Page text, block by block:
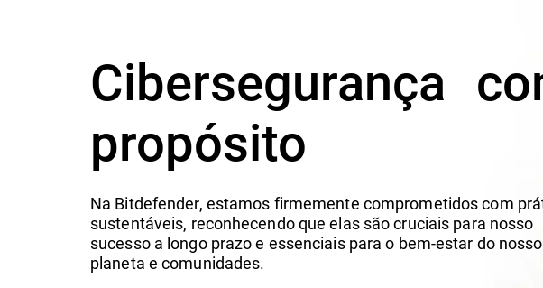
Cibersegurança
propósito
Na Bitdefender, estamos firmemente comprometidos com
sustentáveis, reconhecendo que elas são cruciais para nosso
sucesso a longo prazo e essenciais para o bem-estar do nosso
planeta e comunidades.